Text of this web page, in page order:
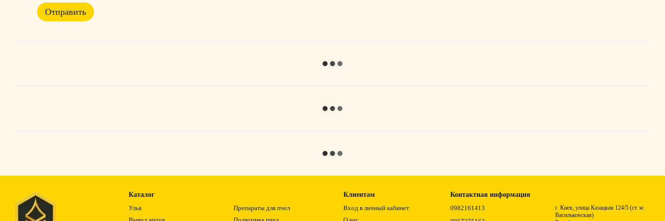
Отправить
Каталог
Улья
Препараты для пчел
Клиентам
Вход в личный кабинет
Контактная информация
0982161413
г. Киев, улица Казацкая 124/5 (ст. м.
Васильковская)